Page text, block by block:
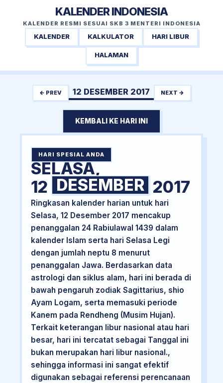
KALENDER INDONESIA
KALENDER RESMI SESUAI SKB 3 MENTERI INDONESIA
KALENDER KALKULATOR HARI LIBUR
HALAMAN
← PREV 12 DESEMBER 2017 NEXT →
KEMBALI KE HARI INI
HARI SPESIAL ANDA
SELASA,
12 DESEMBER 2017
Ringkasan kalender harian untuk hari
Selasa, 12 Desember 2017 mencakup
penanggalan 24 Rabiulawal 1439 dalam
kalender Islam serta hari Selasa Legi
dengan jumlah neptu 8 menurut
penanggalan Jawa. Berdasarkan data
astrologi dan siklus alam, hari ini berada di
bawah pengaruh zodiak Sagittarius, shio
Ayam Logam, serta memasuki periode
Kanem pada Rendheng (Musim Hujan).
Terkait keterangan libur nasional atau hari
besar, hari ini tercatat sebagai Tanggal ini
bukan merupakan hari libur nasional.,
sehingga informasi ini sangat efektif
digunakan sebagai referensi perencanaan